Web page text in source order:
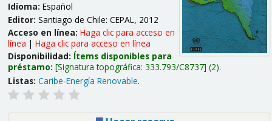
Idioma: Español
Editor: Santiago de Chile: CEPAL, 2012
Acceso en línea: Haga clic para acceso en
línea | Haga clic para acceso en línea
Disponibilidad: Ítems disponibles para
préstamo: Signatura topográfica: 333.793/C8737 (2).
Listas: Caribe-Energía Renovable.